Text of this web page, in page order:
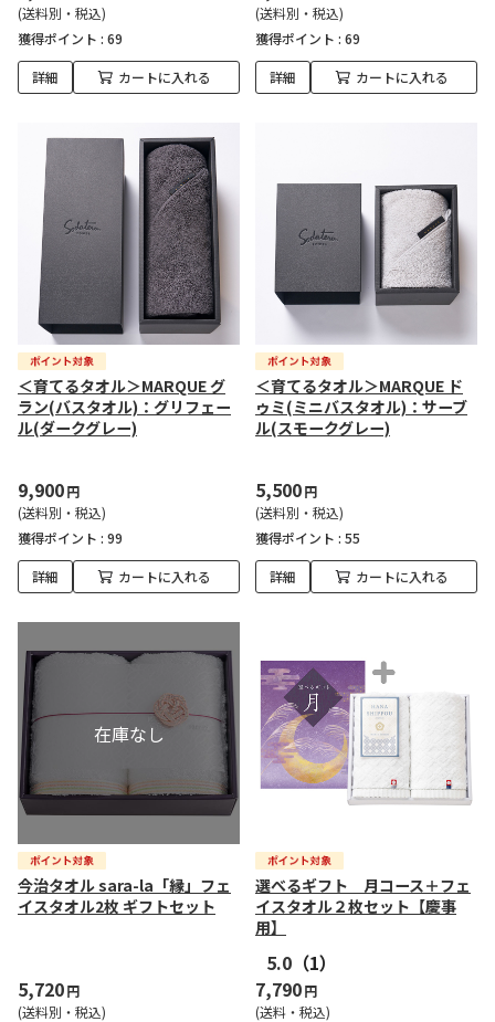
(送料別・税込)
獲得ポイント : 69
詳細 カートに入れる
(送料別・税込)
獲得ポイント : 69
詳細 カートに入れる
＜育てるタオル＞MARQUE グ
ラン(バスタオル)：グリフェー
ル(ダークグレー)
9,900円
(送料別・税込)
獲得ポイント : 99
詳細 カートに入れる
＜育てるタオル＞MARQUE ド
ゥミ(ミニバスタオル)：サーブ
ル(スモークグレー)
5,500円
(送料別・税込)
獲得ポイント : 55
詳細 カートに入れる
今治タオル sara-la「縁」フェ
イスタオル2枚 ギフトセット
5,720円
(送料別・税込)
選べるギフト 月コース＋フェ
イスタオル２枚セット【慶事
用】
5.0 （1）
7,790円
(送料・税込)